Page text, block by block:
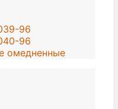
96
96
омедненные